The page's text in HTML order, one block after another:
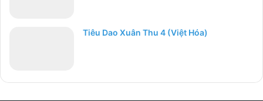
Tiêu Dao Xuân Thu 4 (Việt Hóa)